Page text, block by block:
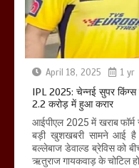
April 18, 2025 1 yr
IPL 2025: चेन्नई सुपर किंग्स
2.2 करोड़ में हुआ करार
आईपीएल 2025 में खराब
बड़ी खुशखबरी सामने आई
बल्लेबाज डेवाल्ड ब्रेविस को
ऋतुराज गायकवाड़ के चोटिल